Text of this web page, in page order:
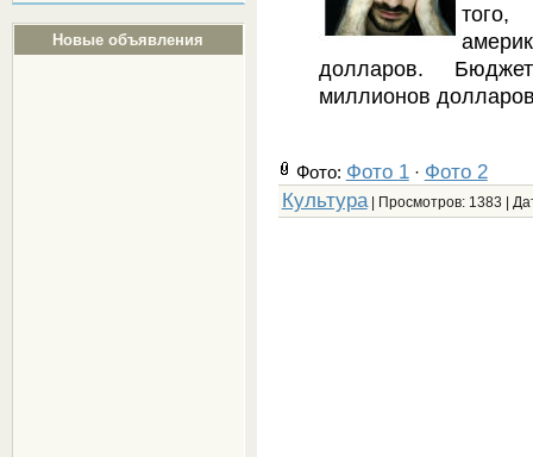
Новые объявления
того,
долларов.
миллионов
Фото: Фото 1· Фото 2
Культура| Просмотров: 1383 |